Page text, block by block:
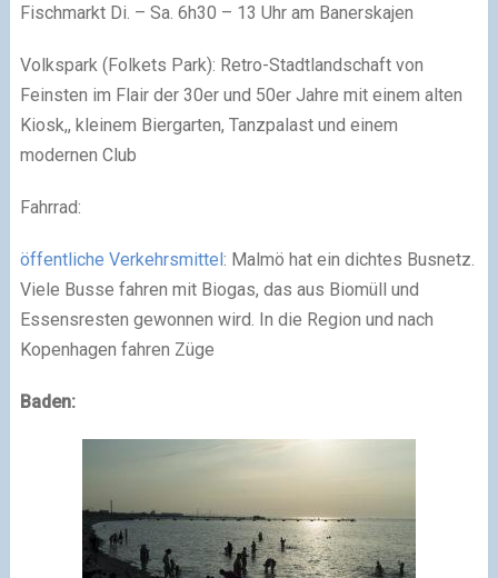
Fischmarkt Di. – Sa. 6h30 – 13 Uhr am Banerskajen
Volkspark (Folkets Park): Retro-Stadtlandschaft von
Feinsten im Flair der 30er und 50er Jahre mit einem alten
Kiosk,, kleinem Biergarten, Tanzpalast und einem
modernen Club
Fahrrad:
öffentliche Verkehrsmittel: Malmö hat ein dichtes Busnetz.
Viele Busse fahren mit Biogas, das aus Biomüll und
Essensresten gewonnen wird. In die Region und nach
Kopenhagen fahren Züge
Baden: